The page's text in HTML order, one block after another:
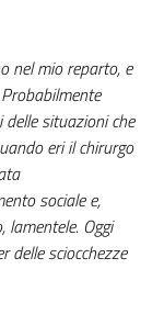
nel mio reparto, e
situazioni che
eri il chirurgo
sociale e,
lamentele. Oggi
delle sciocchezze